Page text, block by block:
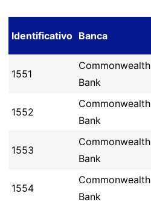
Identificativo Banca
1551
Commonwealth
Bank
1552
Commonwealth
Bank
1553
Commonwealth
Bank
1554
Commonwealth
Bank